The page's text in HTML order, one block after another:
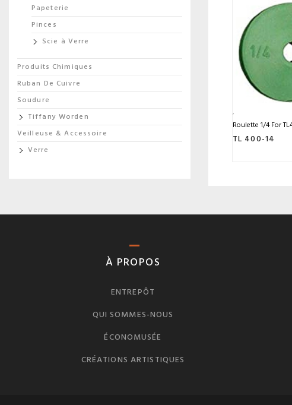
Roulette 1/4 For
TL 400-14
Papeterie
Pinces
Scie à Verre
Produits Chimiques
Ruban De Cuivre
Soudure
Tiffany Worden
Veilleuse & Accessoire
Verre
À PROPOS
ENTREPÔT
QUI SOMMES-NOUS
ÉCONOMUSÉE
CRÉATIONS ARTISTIQUES